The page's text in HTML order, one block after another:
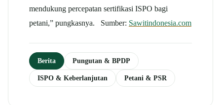
mendukung percepatan sertifikasi ISPO bagi
petani,” pungkasnya. Sumber: Sawitindonesia.com
Berita Pungutan & BPDP
ISPO & Keberlanjutan Petani & PSR